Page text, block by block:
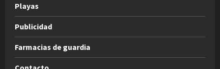
Playas
Publicidad
Farmacias de guardia